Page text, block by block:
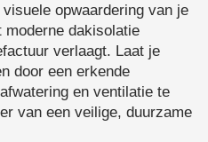
opwaardering van je
moderne dakisolatie
verlaagt. Laat je
door een erkende
en ventilatie te
van een veilige, duurzame